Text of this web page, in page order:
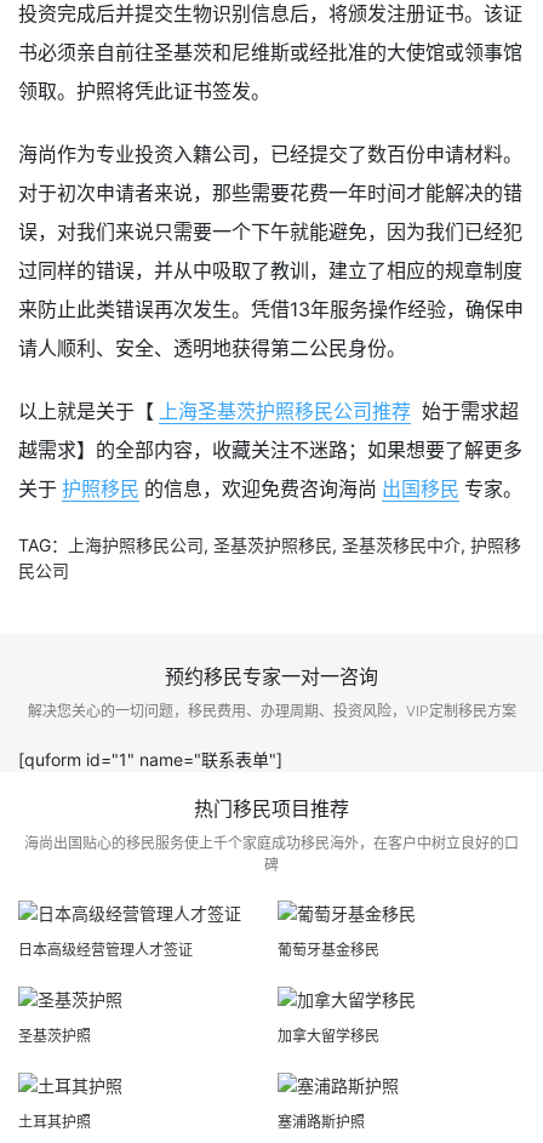
投资完成后并提交生物识别信息后，将颁发注册证书。该证
书必须亲自前往圣基茨和尼维斯或经批准的大使馆或领事馆
领取。护照将凭此证书签发。
海尚作为专业投资入籍公司，已经提交了数百份申请材料。
对于初次申请者来说，那些需要花费一年时间才能解决的错
误，对我们来说只需要一个下午就能避免，因为我们已经犯
过同样的错误，并从中吸取了教训，建立了相应的规章制度
来防止此类错误再次发生。凭借13年服务操作经验，确保申
请人顺利、安全、透明地获得第二公民身份。
以上就是关于【 上海圣基茨护照移民公司推荐 始于需求超
越需求】的全部内容，收藏关注不迷路；如果想要了解更多
关于 护照移民 的信息，欢迎免费咨询海尚 出国移民 专家。
TAG： 上海护照移民公司, 圣基茨护照移民, 圣基茨移民中介, 护照移
民公司
预约移民专家一对一咨询
解决您关心的一切问题，移民费用、办理周期、投资风险，VIP定制移民方案
[quform id="1" name="联系表单"]
热门移民项目推荐
海尚出国贴心的移民服务使上千个家庭成功移民海外，在客户中树立良好的口
碑
日本高级经营管理人才签证 葡萄牙基金移民
圣基茨护照 加拿大留学移民
土耳其护照 塞浦路斯护照